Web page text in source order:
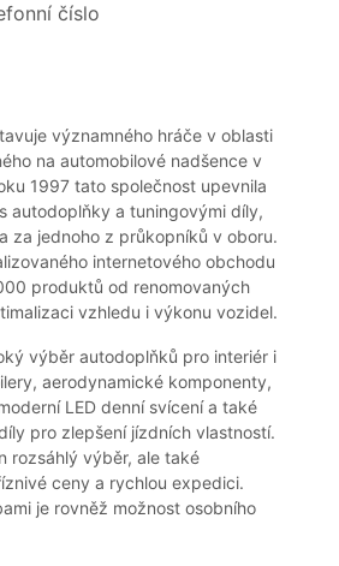
číslo
významného hráče v oblasti
na automobilové nadšence v
1997 tato společnost upevnila
autodoplňky a tuningovými díly,
za jednoho z průkopníků v oboru.
internetového obchodu
produktů od renomovaných
vzhledu i výkonu vozidel.
výběr autodoplňků pro interiér i
aerodynamické komponenty,
LED denní svícení a také
pro zlepšení jízdních vlastností.
rozsáhlý výběr, ale také
ceny a rychlou expedici.
je rovněž možnost osobního